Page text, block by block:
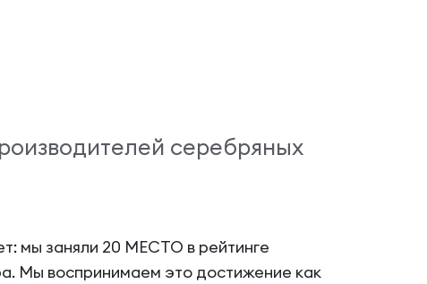
серебряных
мы заняли 20 МЕСТО в рейтинге
Мы воспринимаем это достижение как